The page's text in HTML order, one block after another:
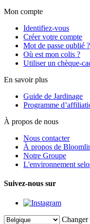
Mon compte
Identifiez-vous
Créer votre compte
Mot de passe oublié ?
Où est mon colis ?
Utiliser un chèque-
En savoir plus
Guide de Jardinage
Programme
À propos de nous
Nous contacter
À propos de
Notre Groupe
L'environnement
Suivez-nous sur
Changer